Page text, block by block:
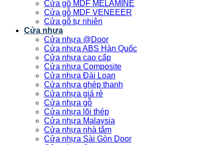
Cửa gỗ MDF MELAMINE
Cửa gỗ MDF VENEEER
Cửa gỗ tự nhiên
Cửa nhựa
Cửa nhựa @Door
Cửa nhựa ABS Hàn Quốc
Cửa nhựa cao cấp
Cửa nhựa Composite
Cửa nhựa Đài Loan
Cửa nhựa ghép thanh
Cửa nhựa giá rẻ
Cửa nhựa gỗ
Cửa nhựa lõi thép
Cửa nhựa Malaysia
Cửa nhựa nhà tắm
Cửa nhựa Sài Gòn Door